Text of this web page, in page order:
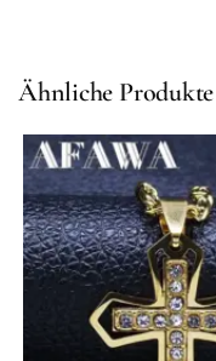
Ähnliche Produkte